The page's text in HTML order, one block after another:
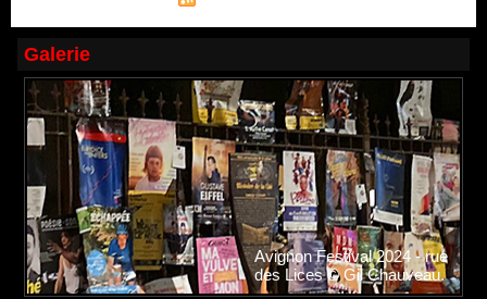
Galerie
Avignon Festival 2024 - rue
des Lices © Gil Chauveau.